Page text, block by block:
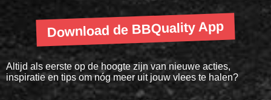
Download de BBQuality App
Altijd als eerste op de hoogte zijn van nieuwe acties,
inspiratie en tips om nóg meer uit jouw vlees te halen?